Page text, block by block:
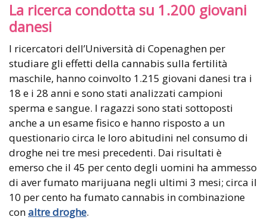
La ricerca condotta su 1.200 giovani
danesi
I ricercatori dell’Università di Copenaghen per
studiare gli effetti della cannabis sulla fertilità
maschile, hanno coinvolto 1.215 giovani danesi tra i
18 e i 28 anni e sono stati analizzati campioni
sperma e sangue. I ragazzi sono stati sottoposti
anche a un esame fisico e hanno risposto a un
questionario circa le loro abitudini nel consumo di
droghe nei tre mesi precedenti. Dai risultati è
emerso che il 45 per cento degli uomini ha ammesso
di aver fumato marijuana negli ultimi 3 mesi; circa il
10 per cento ha fumato cannabis in combinazione
conaltre droghe.